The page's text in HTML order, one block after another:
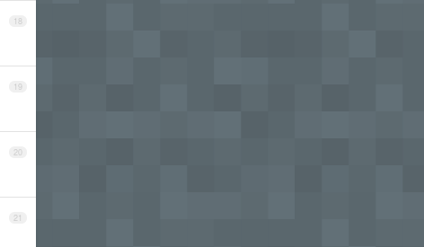
18
19
20
21